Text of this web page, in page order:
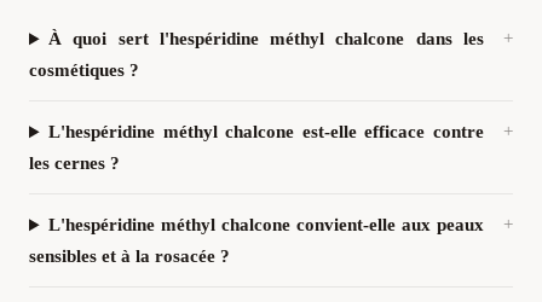
À quoi sert l'hespéridine méthyl chalcone dans les
cosmétiques ?
L'hespéridine méthyl chalcone est-elle efficace contre
les cernes ?
L'hespéridine méthyl chalcone convient-elle aux peaux
sensibles et à la rosacée ?